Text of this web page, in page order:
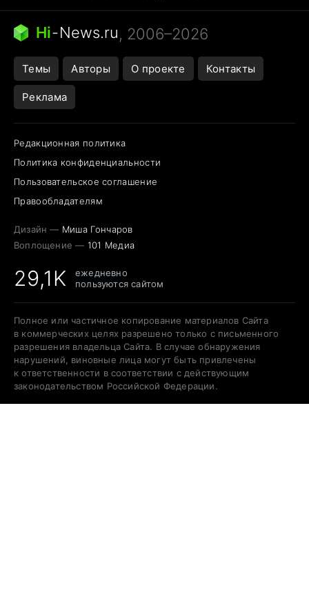
Бензин 100 и 95
Тунцы в океанариуме
Следующая пандемия
Hi-News.ru, 2006–2026
Темы Авторы О проекте Контакты
Реклама
Редакционная политика
Политика конфиденциальности
Пользовательское соглашение
Правообладателям
Дизайн — Миша Гончаров
Воплощение — 101 Медиа
29,1K
ежедневно
пользуются сайтом
Полное или частичное копирование материалов Сайта
в коммерческих целях разрешено только с письменного
разрешения владельца Сайта. В случае обнаружения
нарушений, виновные лица могут быть привлечены
к ответственности в соответствии с действующим
законодательством Российской Федерации.